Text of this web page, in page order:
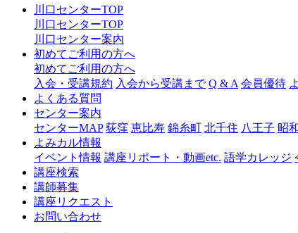
ャ
川
口
川口センターTOP
川口センターTOP
川口センター案内
初めてご利用の方へ
初めてご利用の方へ
入会・受講規約 入会から受講まで Q & A 会員優待
よくある質問
センター案内
センターMAP 荻窪 恵比寿 錦糸町 北千住 八王子 昭
よみカル情報
イベント情報 講座リポート・動画etc. 語学カレッジ
講座検索
講師募集
講座リクエスト
お問い合わせ